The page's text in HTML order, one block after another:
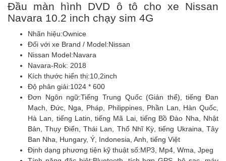
Đầu màn hình DVD ô tô cho xe Nissan
Navara 10.2 inch chạy sim 4G
Nhãn hiệu:Ownice
Đối với xe Brand / Model:Nissan
Nissan Model:Navara
Navara-Rok: 2018
Kích thước hiển thị:10,2inch
Độ phân giải:1024 * 600
Đơn Ngôn ngữ:Tiếng Trung Quốc (Giản thể), tiếng Đan
Mạch, Đức, Nga, Pháp, Philippines, Phần Lan, Hàn Quốc,
Hà Lan, tiếng Latin, tiếng Mã Lai, tiếng Bồ Đào Nha, Nhật
Bản, Thụy Điển, Thái Lan, Thổ Nhĩ Kỳ, tiếng Ukraina, Tây
Ban Nha, Hungary, Ý, Indonesia, Anh, tiếng Việt
Định dạng phương tiện kỹ thuật số:MP3, Mp4, Wma, Jpeg